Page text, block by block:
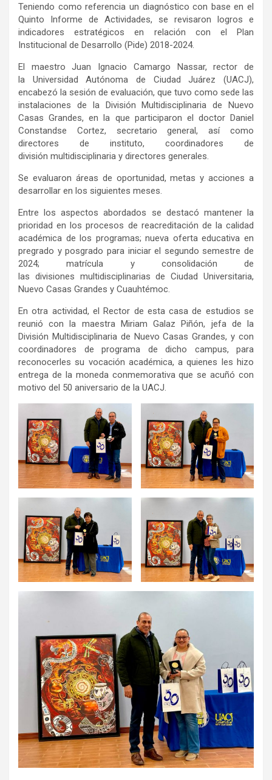
Teniendo como referencia un diagnóstico con base en el
Quinto Informe de Actividades, se revisaron logros e
indicadores estratégicos en relación con el Plan
Institucional de Desarrollo (Pide) 2018-2024.
El maestro Juan Ignacio Camargo Nassar, rector de
la Universidad Autónoma de Ciudad Juárez (UACJ),
encabezó la sesión de evaluación, que tuvo como sede las
instalaciones de la División Multidisciplinaria de Nuevo
Casas Grandes, en la que participaron el doctor Daniel
Constandse Cortez, secretario general, así como
directores de instituto, coordinadores de
división multidisciplinaria y directores generales.
Se evaluaron áreas de oportunidad, metas y acciones a
desarrollar en los siguientes meses.
Entre los aspectos abordados se destacó mantener la
prioridad en los procesos de reacreditación de la calidad
académica de los programas; nueva oferta educativa en
pregrado y posgrado para iniciar el segundo semestre de
2024; matrícula y consolidación de
las divisiones multidisciplinarias de Ciudad Universitaria,
Nuevo Casas Grandes y Cuauhtémoc.
En otra actividad, el Rector de esta casa de estudios se
reunió con la maestra Miriam Galaz Piñón, jefa de la
División Multidisciplinaria de Nuevo Casas Grandes, y con
coordinadores de programa de dicho campus, para
reconocerles su vocación académica, a quienes les hizo
entrega de la moneda conmemorativa que se acuñó con
motivo del 50 aniversario de la UACJ.